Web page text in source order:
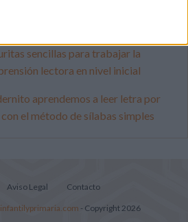
sencillas para trabajar la
lectora en nivel inicial
aprendemos a leer letra por
el método de sílabas simples
Aviso Legal Contacto
- Copyright 2026